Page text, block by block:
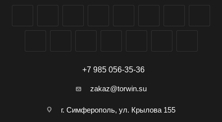
+7 985 056-35-36
zakaz@torwin.su
г. Симферополь, ул. Крылова 155